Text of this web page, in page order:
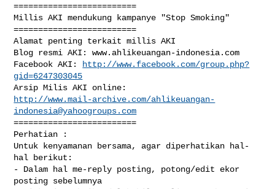
=========================
Millis AKI mendukung kampanye "Stop Smoking"
=========================
Alamat penting terkait millis AKI
Blog resmi AKI: www.ahlikeuangan-indonesia.com
Facebook AKI:
http://www.facebook.com/group.php?
gid=6247303045
http://www.mail-archive.com/ahlikeuangan-
indonesia@yahoogroups.com
=========================
Perhatian :
Untuk kenyamanan bersama, agar diperhatikan hal-
hal berikut:
- Dalam hal me-reply posting, potong/edit ekor
posting sebelumnya